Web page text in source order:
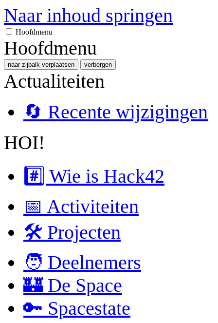
Naar inhoud springen
Hoofdmenu
Hoofdmenu
naar zijbalk verplaatsen verbergen
Actualiteiten
🔄 Recente wijzigingen
HOI!
#️⃣ Wie is Hack42
📅 Activiteiten
🛠 Projecten
🧑 Deelnemers
🏰 De Space
🔑 Spacestate